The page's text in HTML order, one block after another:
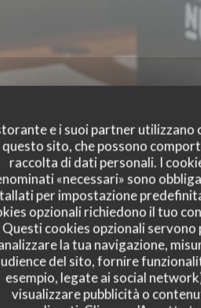
e i suoi partner utilizzano
questo sito, che possono
raccolta di dati personali. I
«necessari» sono
per impostazione
opzionali richiedono il tuo
Questi cookies opzionali servono
la tua navigazione,
del sito, fornire
esempio, legate ai social
visualizzare pubblicità o
nostri clienti